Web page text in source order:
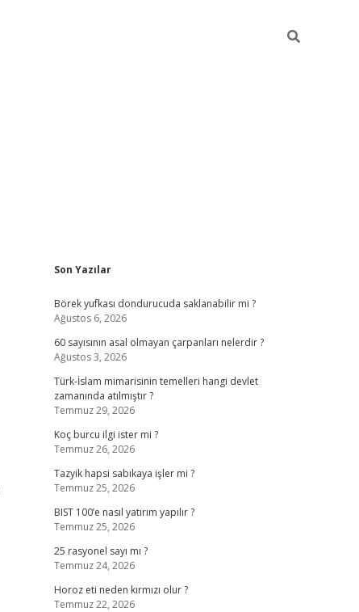
Sidebar
Son Yazılar
Börek yufkası dondurucuda saklanabilir mi ?
Ağustos 6, 2026
60 sayısının asal olmayan çarpanları nelerdir ?
Ağustos 3, 2026
Türk-İslam mimarisinin temelleri hangi devlet
zamanında atılmıştır ?
Temmuz 29, 2026
Koç burcu ilgi ister mi ?
Temmuz 26, 2026
Tazyik hapsi sabıkaya işler mi ?
Temmuz 25, 2026
BIST 100’e nasıl yatırım yapılır ?
Temmuz 25, 2026
25 rasyonel sayı mı ?
Temmuz 24, 2026
Horoz eti neden kırmızı olur ?
Temmuz 22, 2026